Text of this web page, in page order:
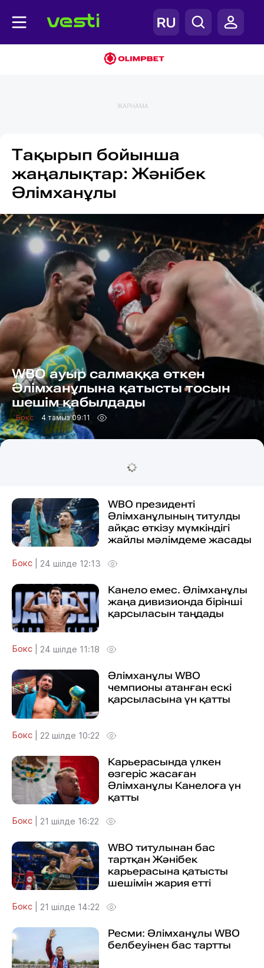
ЖАРНАМА
Тақырып бойынша
жаңалықтар: Жәнібек
Әлімханұлы
WBO ауыр салмаққа өткен
Әлімханұлына қатысты тосын
шешім қабылдады
Бокс 4 тамыз 09:11
WBO президенті
Әлімханұлының титулды
айқас өткізу мүмкіндігі
жайлы мәлімдеме жасады
Бокс 24 шілде 12:13
Канело емес. Әлімханұлы
жаңа дивизионда бірінші
қарсыласын таңдады
Бокс 24 шілде 11:18
Әлімханұлы WBO
чемпионы атанған ескі
қарсыласына үн қатты
Бокс 22 шілде 10:22
Карьерасында үлкен
өзгеріс жасаған
Әлімханұлы Канелоға үн
қатты
Бокс 21 шілде 16:22
WBO титулынан бас
тартқан Жәнібек
карьерасына қатысты
шешімін жария етті
Бокс 21 шілде 14:22
Ресми: Әлімханұлы WBO
белбеуінен бас тартты